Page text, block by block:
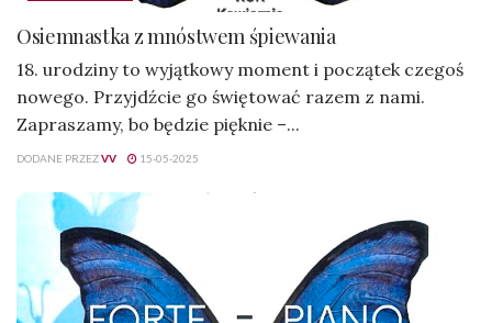
Osiemnastka z mnóstwem śpiewania
18. urodziny to wyjątkowy moment i początek czegoś
nowego. Przyjdźcie go świętować razem z nami.
Zapraszamy, bo będzie pięknie –...
DODANE PRZEZVV 15-05-2025